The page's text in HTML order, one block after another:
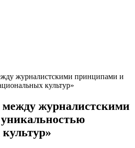
журналистскими принципами и
культур»
между журналистскими